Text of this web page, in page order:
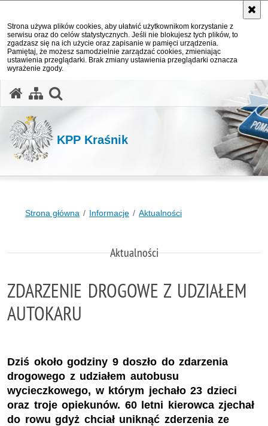
Strona używa plików cookies, aby ułatwić użytkownikom korzystanie z
serwisu oraz do celów statystycznych. Jeśli nie blokujesz tych plików, to
zgadzasz się na ich użycie oraz zapisanie w pamięci urządzenia.
Pamiętaj, że możesz samodzielnie zarządzać cookies, zmieniając
ustawienia przeglądarki. Brak zmiany ustawienia przeglądarki oznacza
wyrażenie zgody.
KPP Kraśnik
Strona główna Informacje Aktualności
Aktualności
ZDARZENIE DROGOWE Z UDZIAŁEM
AUTOKARU
Dziś około godziny 9 doszło do zdarzenia
drogowego z udziałem autobusu
wycieczkowego, w którym jechało 23 dzieci
oraz troje opiekunów. 60 letni kierowca zjechał
do rowu gdyż chciał uniknąć zderzenia ze